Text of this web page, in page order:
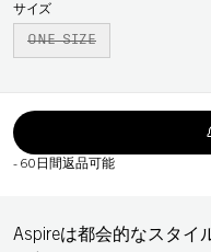
サイズ
ONE SIZE
- 60日間返品可能
Aspireは都会的なスタイ